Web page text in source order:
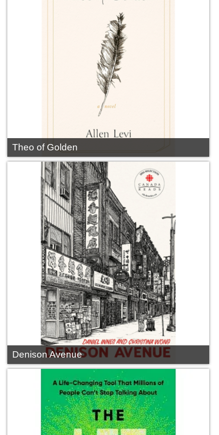
Theo of Golden
Denison Avenue